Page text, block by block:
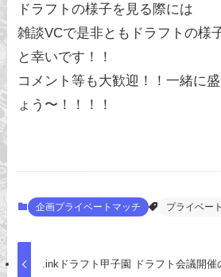
ドラフトの様子を見る際には
雑談VCで是非ともドラフトの様
と幸いです！！
コメント等も大歓迎！！一緒に
ょう〜！！！！
企画プライベートマッチ プライベー
.inkドラフト甲子園 ドラフト会議開催